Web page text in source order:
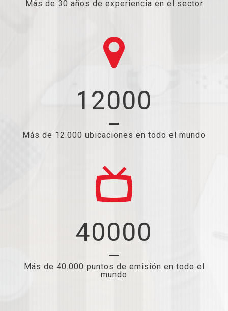
Más de 30 años de experiencia en el sector
12000
Más de 12.000 ubicaciones en todo el mundo
40000
Más de 40.000 puntos de emisión en todo el
mundo